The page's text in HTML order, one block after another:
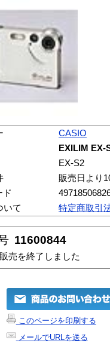
CASIO
EXILIM EX-
EX-S2
販売日より
ド
いて
特定商取引
11600844
売を終了しました
このページを印刷する
メールでURLを送る